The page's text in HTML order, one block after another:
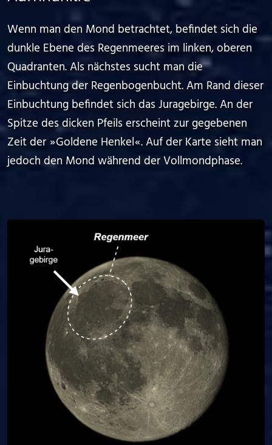
Wenn man den Mond betrachtet, befindet sich die
dunkle Ebene des Regenmeeres im linken, oberen
Quadranten. Als nächstes sucht man die
Einbuchtung der Regenbogenbucht. Am Rand dieser
Einbuchtung befindet sich das Juragebirge. An der
Spitze des dicken Pfeils erscheint zur gegebenen
Zeit der ⁠ ⁠»⁠ ⁠Goldene Henkel⁠ ⁠«⁠ ⁠. Auf der Karte sieht man
jedoch den Mond während der Vollmondphase.